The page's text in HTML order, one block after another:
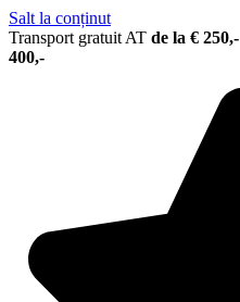
Salt la conținut
Transport gratuit AT de la € 250,-
400,-